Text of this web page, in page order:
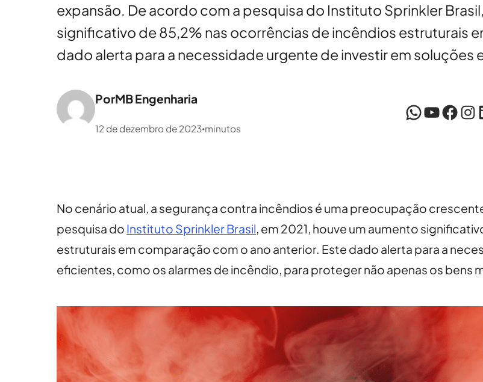
expansão. De acordo com a pesquisa do Instituto Sprinkler
significativo de 85,2% nas ocorrências de incêndios estruturais
dado alerta para a necessidade urgente de investir em soluções
PorMB Engenharia
12 de dezembro de 2023•minutos
WhatsApp YouTube Facebook Instagram
No cenário atual, a segurança contra incêndios é uma preocupação
pesquisa do Instituto Sprinkler Brasil, em 2021, houve um aumento
estruturais em comparação com o ano anterior. Este dado alerta para a
eficientes, como os alarmes de incêndio, para proteger não apenas os bens